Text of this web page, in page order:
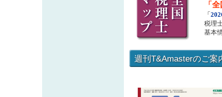
「
「
税理
基本
週刊T&Amasterのご案